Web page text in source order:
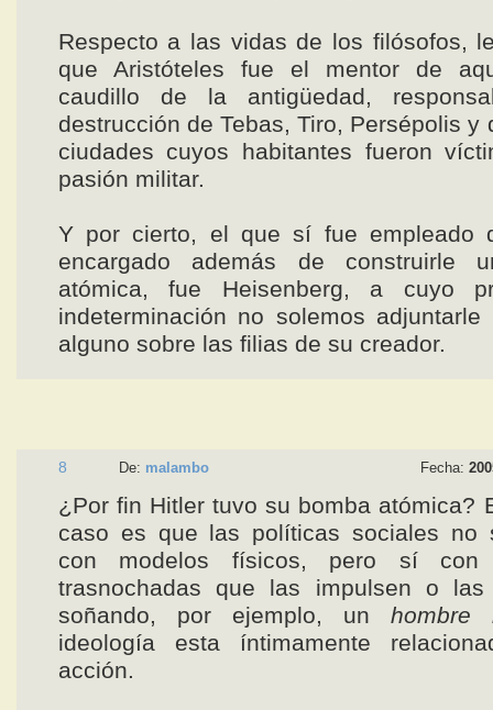
Respecto a las vidas de los filósofos,
que Aristóteles fue el mentor de
caudillo de la antigüedad,
destrucción de Tebas, Tiro, Persépolis y
ciudades cuyos habitantes fueron
pasión militar.
Y por cierto, el que sí fue empleado
encargado además de construirle
atómica, fue Heisenberg, a cuyo
indeterminación no solemos adjuntarle
alguno sobre las filias de su creador.
8 De: malambo Fecha:
¿Por fin Hitler tuvo su bomba atómica?
caso es que las políticas sociales no
con modelos físicos, pero sí con
trasnochadas que las impulsen o las
soñando, por ejemplo, un hombre
ideología esta íntimamente
acción.